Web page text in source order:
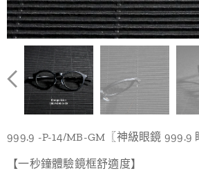
999.9 -P-14/MB-GM〖神級眼鏡 999.9
【一秒鐘體驗鏡框舒適度】